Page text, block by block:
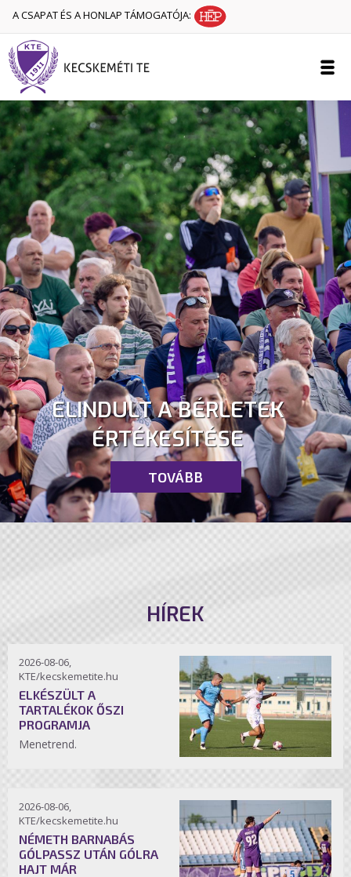
A CSAPAT ÉS A HONLAP TÁMOGATÓJA:
ELINDULT A BÉRLETEK
ÉRTÉKESÍTÉSE
TOVÁBB
HÍREK
2026-08-06,
KTE/kecskemetite.hu
ELKÉSZÜLT A
TARTALÉKOK ŐSZI
PROGRAMJA
Menetrend.
2026-08-06,
KTE/kecskemetite.hu
NÉMETH BARNABÁS
GÓLPASSZ UTÁN GÓLRA
HAJT MÁR